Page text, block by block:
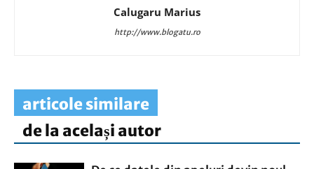
Calugaru Marius
http://www.blogatu.ro
articole similare
de la același autor